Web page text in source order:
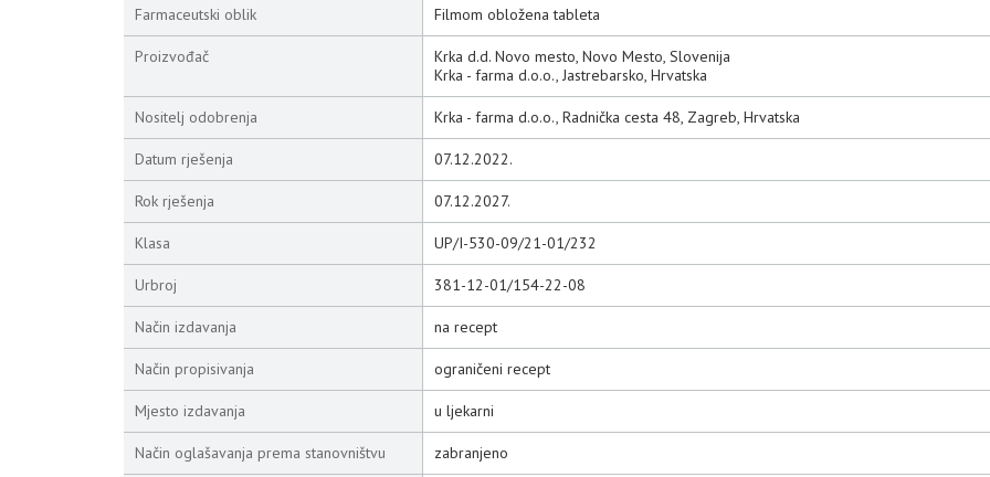
Farmaceutski oblik Filmom obložena tableta
Proizvođač
Krka d.d. Novo mesto, Novo Mesto, Slovenija
Krka - farma d.o.o., Jastrebarsko, Hrvatska
Nositelj odobrenja Krka - farma d.o.o., Radnička cesta 48, Zagreb, Hrvatska
Datum rješenja 07.12.2022.
Rok rješenja 07.12.2027.
Klasa UP/I-530-09/21-01/232
Urbroj 381-12-01/154-22-08
Način izdavanja na recept
Način propisivanja ograničeni recept
Mjesto izdavanja u ljekarni
Način oglašavanja prema stanovništvu zabranjeno